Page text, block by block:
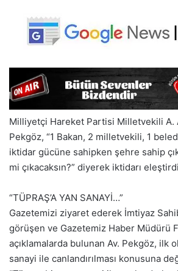
Milliyetçi Hareket Partisi Milletvekili A.
Pekgöz, “1 Bakan, 2 milletvekili, 1
iktidar gücüne sahipken şehre sahip
mi çıkacaksın?” diyerek iktidarı
“TÜPRAŞ’A YAN SANAYİ…”
Gazetemizi ziyaret ederek İmtiyaz
görüşen ve Gazetemiz Haber Müdürü
açıklamalarda bulunan Av. Pekgöz, ilk
sanayi ile canlandırılması konusuna